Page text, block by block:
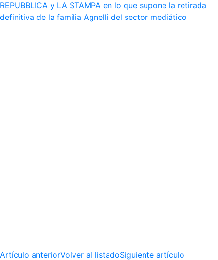
REPUBBLICA y LA STAMPA en lo que supone la retirada
definitiva de la familia Agnelli del sector mediático
Artículo anteriorVolver al listadoSiguiente artículo